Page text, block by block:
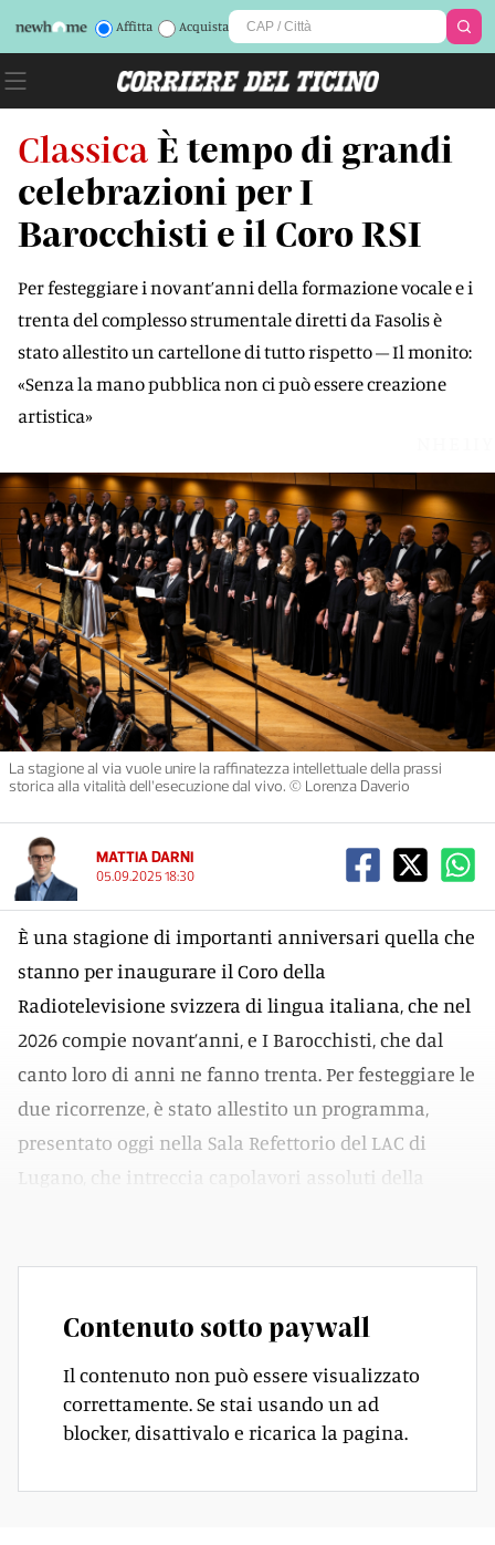
Affitta Acquista
Classica È tempo di grandi
celebrazioni per I
Barocchisti e il Coro RSI
Per festeggiare i novant’anni della formazione vocale e i
trenta del complesso strumentale diretti da Fasolis è
stato allestito un cartellone di tutto rispetto – Il monito:
«Senza la mano pubblica non ci può essere creazione
artistica»
La stagione al via vuole unire la raffinatezza intellettuale della prassi
storica alla vitalità dell’esecuzione dal vivo. © Lorenza Daverio
MATTIA DARNI
05.09.2025 18:30
È una stagione di importanti anniversari quella che
stanno per inaugurare il Coro della
Radiotelevisione svizzera di lingua italiana, che nel
2026 compie novant’anni, e I Barocchisti, che dal
canto loro di anni ne fanno trenta. Per festeggiare le
due ricorrenze, è stato allestito un programma,
presentato oggi nella Sala Refettorio del LAC di
Lugano, che intreccia capolavori assoluti della
Contenuto sotto paywall
Il contenuto non può essere visualizzato
correttamente. Se stai usando un ad
blocker, disattivalo e ricarica la pagina.